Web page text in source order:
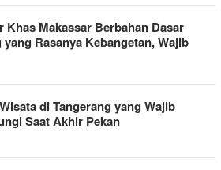
Khas Makassar Berbahan Dasar
yang Rasanya Kebangetan, Wajib
di Tangerang yang Wajib
Saat Akhir Pekan